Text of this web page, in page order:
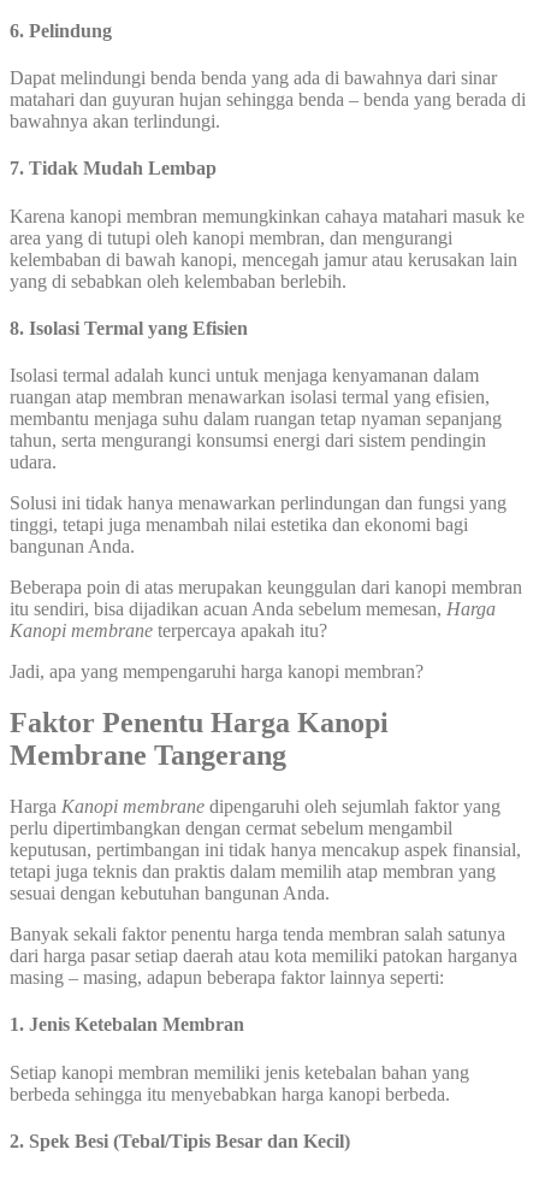
6. Pelindung
Dapat melindungi benda benda yang ada di bawahnya dari sinar
matahari dan guyuran hujan sehingga benda – benda yang berada di
bawahnya akan terlindungi.
7. Tidak Mudah Lembap
Karena kanopi membran memungkinkan cahaya matahari masuk ke
area yang di tutupi oleh kanopi membran, dan mengurangi
kelembaban di bawah kanopi, mencegah jamur atau kerusakan lain
yang di sebabkan oleh kelembaban berlebih.
8. Isolasi Termal yang Efisien
Isolasi termal adalah kunci untuk menjaga kenyamanan dalam
ruangan atap membran menawarkan isolasi termal yang efisien,
membantu menjaga suhu dalam ruangan tetap nyaman sepanjang
tahun, serta mengurangi konsumsi energi dari sistem pendingin
udara.
Solusi ini tidak hanya menawarkan perlindungan dan fungsi yang
tinggi, tetapi juga menambah nilai estetika dan ekonomi bagi
bangunan Anda.
Beberapa poin di atas merupakan keunggulan dari kanopi membran
itu sendiri, bisa dijadikan acuan Anda sebelum memesan, Harga
Kanopi membrane terpercaya apakah itu?
Jadi, apa yang mempengaruhi harga kanopi membran?
Faktor Penentu Harga Kanopi
Membrane Tangerang
Harga Kanopi membrane dipengaruhi oleh sejumlah faktor yang
perlu dipertimbangkan dengan cermat sebelum mengambil
keputusan, pertimbangan ini tidak hanya mencakup aspek finansial,
tetapi juga teknis dan praktis dalam memilih atap membran yang
sesuai dengan kebutuhan bangunan Anda.
Banyak sekali faktor penentu harga tenda membran salah satunya
dari harga pasar setiap daerah atau kota memiliki patokan harganya
masing – masing, adapun beberapa faktor lainnya seperti:
1. Jenis Ketebalan Membran
Setiap kanopi membran memiliki jenis ketebalan bahan yang
berbeda sehingga itu menyebabkan harga kanopi berbeda.
2. Spek Besi (Tebal/Tipis Besar dan Kecil)